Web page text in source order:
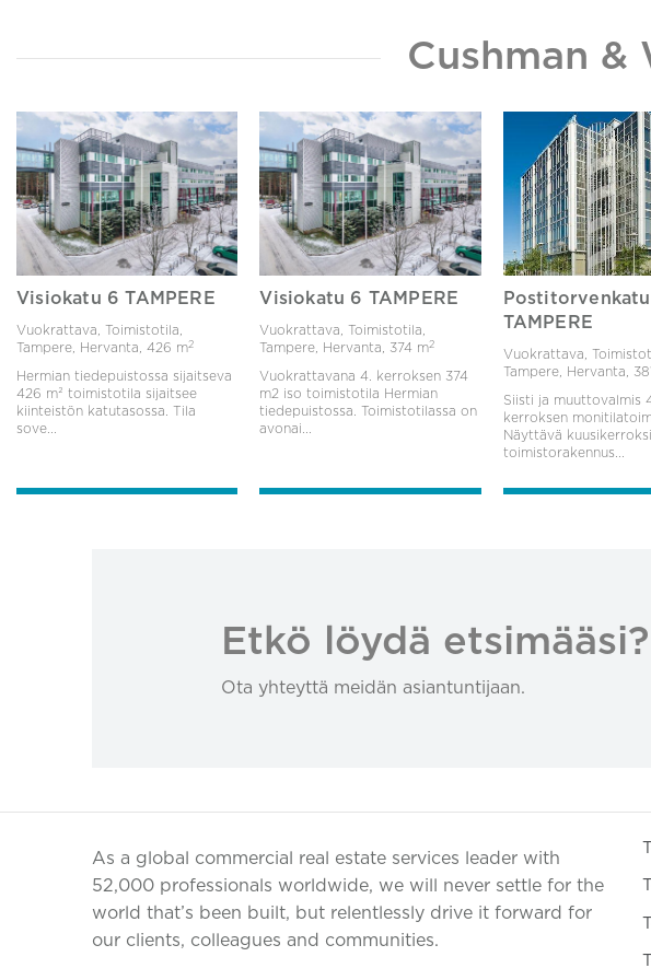
Cushman &
Visiokatu 6 TAMPERE
Vuokrattava, Toimistotila,
Tampere, Hervanta, 426 m2
Hermian tiedepuistossa sijaitseva
426 m² toimistotila sijaitsee
kiinteistön katutasossa. Tila
sove...
Visiokatu 6 TAMPERE
Vuokrattava, Toimistotila,
Tampere, Hervanta, 374 m2
Vuokrattavana 4. kerroksen 374
m2 iso toimistotila Hermian
tiedepuistossa. Toimistotilassa on
avonai...
Postitorvenkatu
TAMPERE
Vuokrattava,
Tampere, Hervanta,
Siisti ja muuttovalmis
kerroksen
Näyttävä
toimistorakennus...
Etkö löydä etsimääsi?
Ota yhteyttä meidän asiantuntijaan.
As a global commercial real estate services leader with
52,000 professionals worldwide, we will never settle for the
world that’s been built, but relentlessly drive it forward for
our clients, colleagues and communities.